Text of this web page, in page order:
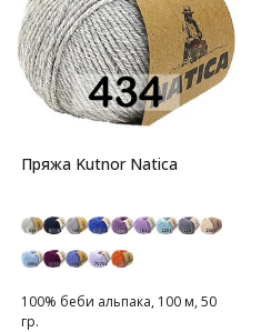
Пряжа Kutnor Natica
100% беби альпака, 100 м, 50
гр.